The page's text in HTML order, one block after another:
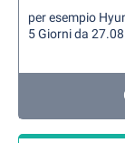
per esempio
5 Giorni da